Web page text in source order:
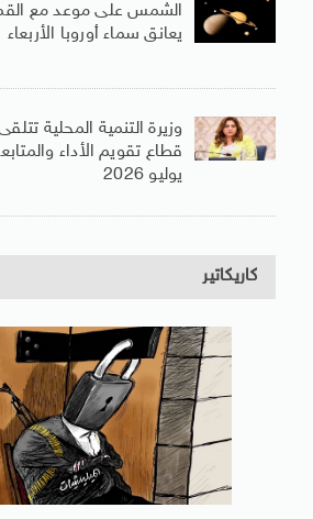
الشمس على موعد مع
يعانق سماء أوروبا الأربعاء
وزيرة التنمية المحلية
قطاع تقويم الأداء
يوليو 2026
كاريكاتير